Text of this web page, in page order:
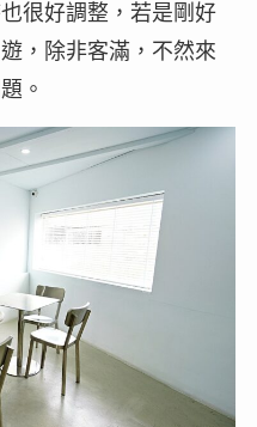
很好調整，若是剛好
，除非客滿，不然來
。